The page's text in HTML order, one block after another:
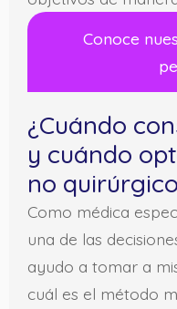
Conoce
¿Cuándo
y cuándo
no
Como médica
una de las
ayudo a tomar a
cuál es el método